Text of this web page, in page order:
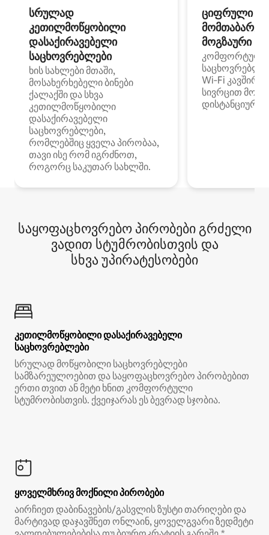
სრულად
კეთილმოწყობილი
დასაქირავებელი
საცხოვრებლები
ხის სახლები მთაში,
მოსახერხებელი ბინები
ქალაქში და სხვა
კეთილმოწყობილი
დასაქირავებელი
საცხოვრებლები,
რომლებშიც ყველა პირობაა,
თავი ისე რომ იგრძნოთ,
როგორც საკუთარ სახლში.
ციფრული
მოგზაური
კომფორტული
Wi‑Fi
სივრცით
დისტანციური
საყოფაცხოვრებო პირობები გრძელი
ვადით სტუმრობისთვის და
სხვა უპირატესობები
კეთილმოწყობილი დასაქირავებელი
საცხოვრებლები
სრულად მოწყობილი საცხოვრებლები
სამზარეულოებით და საყოფაცხოვრებო პირობებით
ერთი თვით ან მეტი ხნით კომფორტული
სტუმრობისთვის. ქვეიჯარას ეს ბევრად სჯობია.
ყოველმხრივ მოქნილი პირობები
აირჩიეთ დაბინავების/გასვლის ზუსტი თარიღები და
მარტივად დაჯავშნეთ ონლაინ, ყოველგვარი ზედმეტი